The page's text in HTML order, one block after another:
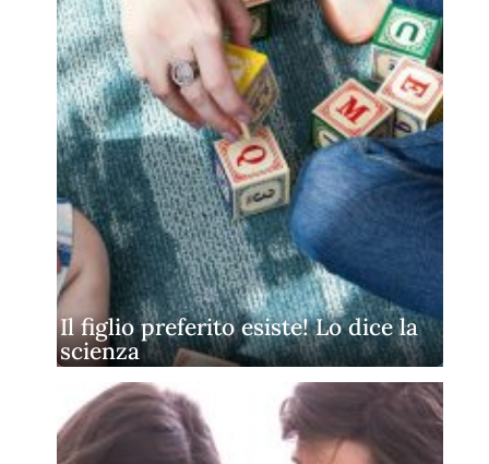
Il figlio preferito esiste! Lo dice la
scienza